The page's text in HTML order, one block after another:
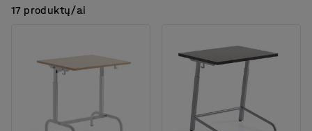
17 produktų/ai